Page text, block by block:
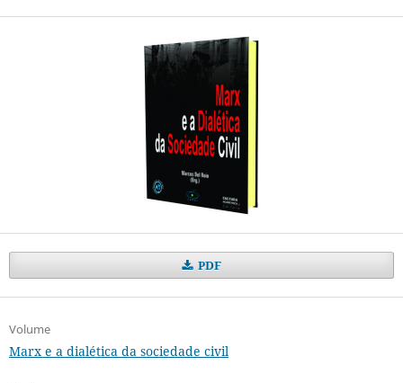
PDF
Volume
Marx e a dialética da sociedade civil